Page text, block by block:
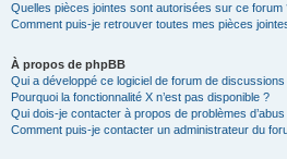
Quelles pièces jointes sont autorisées sur ce forum
Comment puis-je retrouver toutes mes pièces
À propos de phpBB
Qui a développé ce logiciel de forum de discussions
Pourquoi la fonctionnalité X n’est pas disponible ?
Qui dois-je contacter à propos de problèmes
Comment puis-je contacter un administrateur du